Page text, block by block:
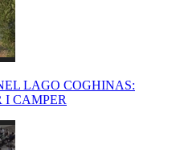
LAGO COGHINAS:
I CAMPER